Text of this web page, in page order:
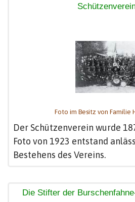
Foto im Besitz von Familie
Der Schützenverein wurde
Foto von 1923 entstand
Bestehens des Vereins.
Die Stifter der